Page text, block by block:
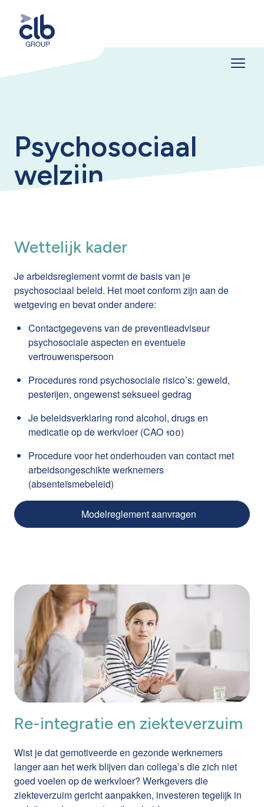
Psychosociaal
welzijn
Wettelijk kader
Je arbeidsreglement vormt de basis van je
psychosociaal beleid. Het moet conform zijn aan de
wetgeving en bevat onder andere:
Contactgegevens van de preventieadviseur
psychosociale aspecten en eventuele
vertrouwenspersoon
Procedures rond psychosociale risico’s: geweld,
pesterijen, ongewenst seksueel gedrag
Je beleidsverklaring rond alcohol, drugs en
medicatie op de werkvloer (CAO 100)
Procedure voor het onderhouden van contact met
arbeidsongeschikte werknemers
(absenteïsmebeleid)
Modelreglement aanvragen
Re-integratie en ziekteverzuim
Wist je dat gemotiveerde en gezonde werknemers
langer aan het werk blijven dan collega’s die zich niet
goed voelen op de werkvloer? Werkgevers die
ziekteverzuim gericht aanpakken, investeren tegelijk in